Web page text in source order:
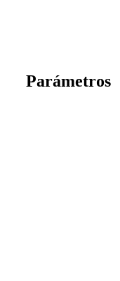
Parámetros